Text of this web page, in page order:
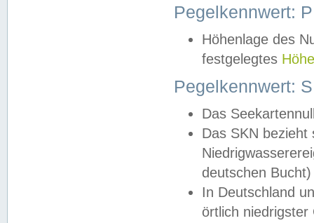
Pegelkennwert:
Höhenlage des
festgelegtes
Pegelkennwert:
Das
Das SKN
deutschen
In Deutschland
örtlich